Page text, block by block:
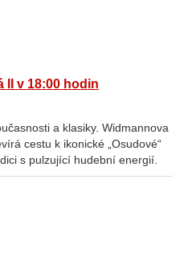
II v 18:00 hodin
a klasiky. Widmannova
cestu k ikonické „Osudové“
s pulzující hudební energií.